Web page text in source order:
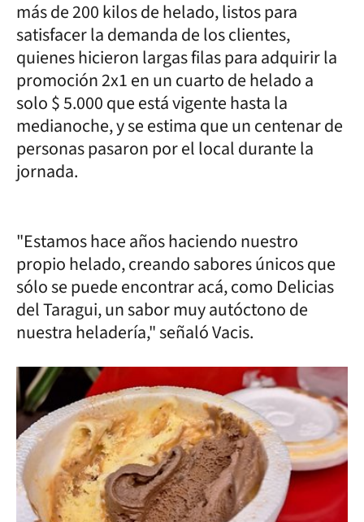
más de 200 kilos de helado, listos para
satisfacer la demanda de los clientes,
quienes hicieron largas filas para adquirir la
promoción 2x1 en un cuarto de helado a
solo $ 5.000 que está vigente hasta la
medianoche, y se estima que un centenar de
personas pasaron por el local durante la
jornada.
"Estamos hace años haciendo nuestro
propio helado, creando sabores únicos que
sólo se puede encontrar acá, como Delicias
del Taragui, un sabor muy autóctono de
nuestra heladería," señaló Vacis.